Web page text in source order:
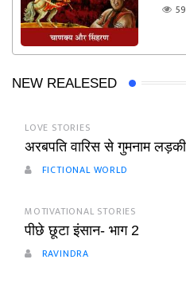
NEW REALESED
LOVE STORIES
अरबपति वारिस से गुमनाम
FICTIONAL WORLD
MOTIVATIONAL STORIES
पीछे छूटा इंसान- भाग 2
RAVINDRA